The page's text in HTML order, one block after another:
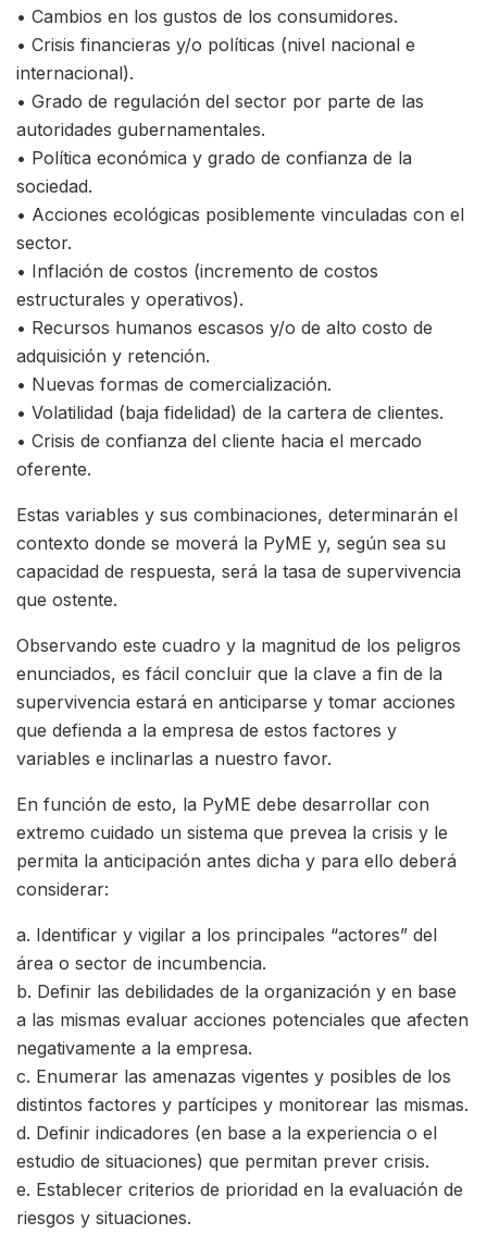
• Cambios en los gustos de los consumidores.
• Crisis financieras y/o políticas (nivel nacional e
internacional).
• Grado de regulación del sector por parte de las
autoridades gubernamentales.
• Política económica y grado de confianza de la
sociedad.
• Acciones ecológicas posiblemente vinculadas con el
sector.
• Inflación de costos (incremento de costos
estructurales y operativos).
• Recursos humanos escasos y/o de alto costo de
adquisición y retención.
• Nuevas formas de comercialización.
• Volatilidad (baja fidelidad) de la cartera de clientes.
• Crisis de confianza del cliente hacia el mercado
oferente.
Estas variables y sus combinaciones, determinarán el
contexto donde se moverá la PyME y, según sea su
capacidad de respuesta, será la tasa de supervivencia
que ostente.
Observando este cuadro y la magnitud de los peligros
enunciados, es fácil concluir que la clave a fin de la
supervivencia estará en anticiparse y tomar acciones
que defienda a la empresa de estos factores y
variables e inclinarlas a nuestro favor.
En función de esto, la PyME debe desarrollar con
extremo cuidado un sistema que prevea la crisis y le
permita la anticipación antes dicha y para ello deberá
considerar:
a. Identificar y vigilar a los principales “actores” del
área o sector de incumbencia.
b. Definir las debilidades de la organización y en base
a las mismas evaluar acciones potenciales que afecten
negativamente a la empresa.
c. Enumerar las amenazas vigentes y posibles de los
distintos factores y partícipes y monitorear las mismas.
d. Definir indicadores (en base a la experiencia o el
estudio de situaciones) que permitan prever crisis.
e. Establecer criterios de prioridad en la evaluación de
riesgos y situaciones.